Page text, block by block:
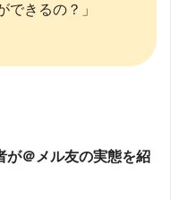
できるの？」
が＠メル友の実態を紹